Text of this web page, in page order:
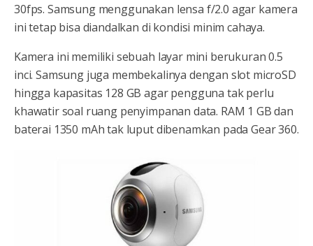
30fps. Samsung menggunakan lensa f/2.0 agar kamera
ini tetap bisa diandalkan di kondisi minim cahaya.
Kamera ini memiliki sebuah layar mini berukuran 0.5
inci. Samsung juga membekalinya dengan slot microSD
hingga kapasitas 128 GB agar pengguna tak perlu
khawatir soal ruang penyimpanan data. RAM 1 GB dan
baterai 1350 mAh tak luput dibenamkan pada Gear 360.